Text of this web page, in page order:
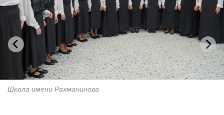
Школа имени Рахманинова